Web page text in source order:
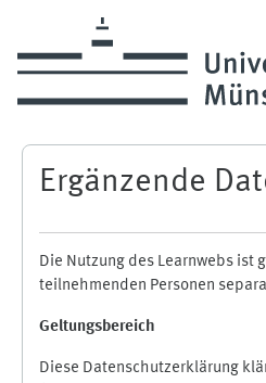
Ergänzende
Die Nutzung des Learnwebs ist
teilnehmenden Personen
Geltungsbereich
Diese Datenschutzerklärung